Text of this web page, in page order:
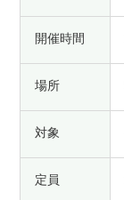
開催時間
場所
対象
定員